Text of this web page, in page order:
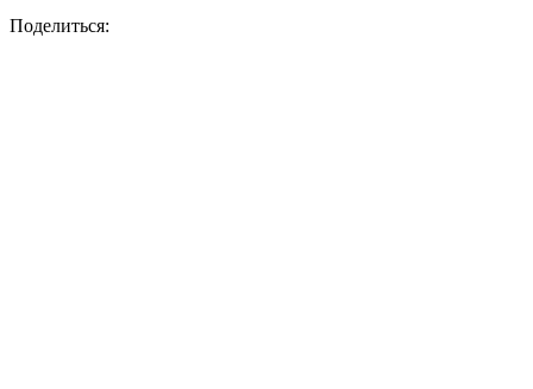
Поделиться: